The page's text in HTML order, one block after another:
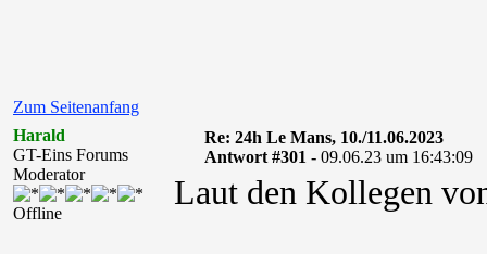
Zum Seitenanfang
Harald
GT-Eins Forums
Moderator
Offline
Re: 24h Le Mans, 10./11.06.2023
Antwort #301 - 09.06.23 um 16:43:09
Laut den Kollegen